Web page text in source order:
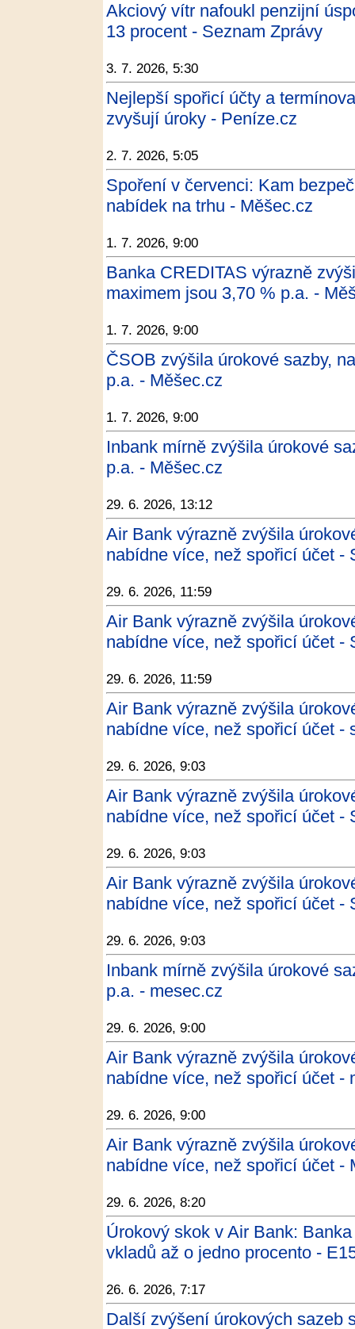
Akciový vítr nafoukl penzijní
13 procent - Seznam Zprávy
3. 7. 2026, 5:30
Nejlepší spořicí účty a
zvyšují úroky - Peníze.cz
2. 7. 2026, 5:05
Spoření v červenci: Kam
nabídek na trhu - Měšec.cz
1. 7. 2026, 9:00
Banka CREDITAS výrazně
maximem jsou 3,70 % p.a. -
1. 7. 2026, 9:00
ČSOB zvýšila úrokové sazby,
p.a. - Měšec.cz
1. 7. 2026, 9:00
Inbank mírně zvýšila úrokové
p.a. - Měšec.cz
29. 6. 2026, 13:12
Air Bank výrazně zvýšila
nabídne více, než spořicí účet -
29. 6. 2026, 11:59
Air Bank výrazně zvýšila
nabídne více, než spořicí účet -
29. 6. 2026, 11:59
Air Bank výrazně zvýšila
nabídne více, než spořicí účet -
29. 6. 2026, 9:03
Air Bank výrazně zvýšila
nabídne více, než spořicí účet -
29. 6. 2026, 9:03
Air Bank výrazně zvýšila
nabídne více, než spořicí účet -
29. 6. 2026, 9:03
Inbank mírně zvýšila úrokové
p.a. - mesec.cz
29. 6. 2026, 9:00
Air Bank výrazně zvýšila
nabídne více, než spořicí účet -
29. 6. 2026, 9:00
Air Bank výrazně zvýšila
nabídne více, než spořicí účet -
29. 6. 2026, 8:20
Úrokový skok v Air Bank:
vkladů až o jedno procento -
26. 6. 2026, 7:17
Další zvýšení úrokových sazeb